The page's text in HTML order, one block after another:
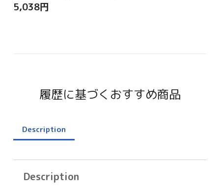
5,038円
履歴に基づくおすすめ商品
Description
Description